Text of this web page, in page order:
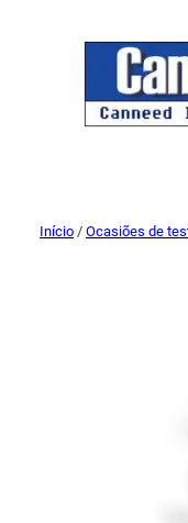
Início / Ocasiões de